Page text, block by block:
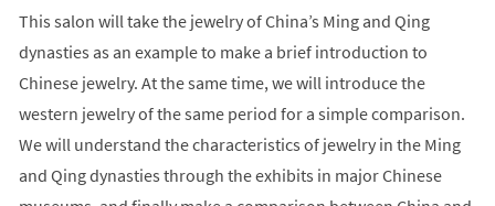
This salon will take the jewelry of China’s Ming and Qing
dynasties as an example to make a brief introduction to
Chinese jewelry. At the same time, we will introduce the
western jewelry of the same period for a simple comparison.
We will understand the characteristics of jewelry in the Ming
and Qing dynasties through the exhibits in major Chinese